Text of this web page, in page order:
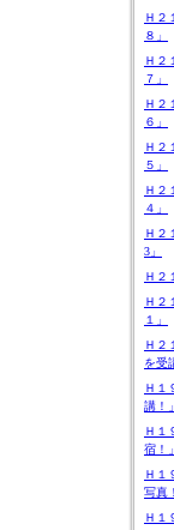
Ｈ２
８」
Ｈ２
７」
Ｈ２
６」
Ｈ２
５」
Ｈ２
４」
Ｈ２
3」
Ｈ２
Ｈ２
１」
Ｈ２
を受
Ｈ１
講！」
Ｈ１
宿！」
Ｈ１
写真
Ｈ１